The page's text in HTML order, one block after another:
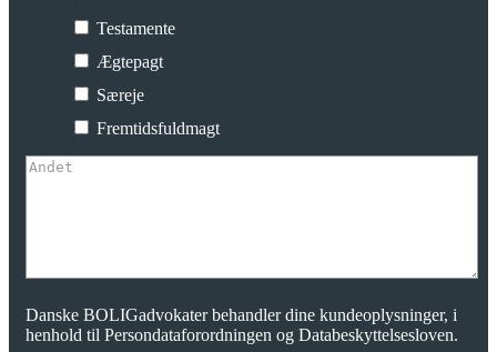
Testamente
Ægtepagt
Særeje
Fremtidsfuldmagt
Danske BOLIGadvokater behandler dine kundeoplysninger, i
henhold til Persondataforordningen og Databeskyttelsesloven.